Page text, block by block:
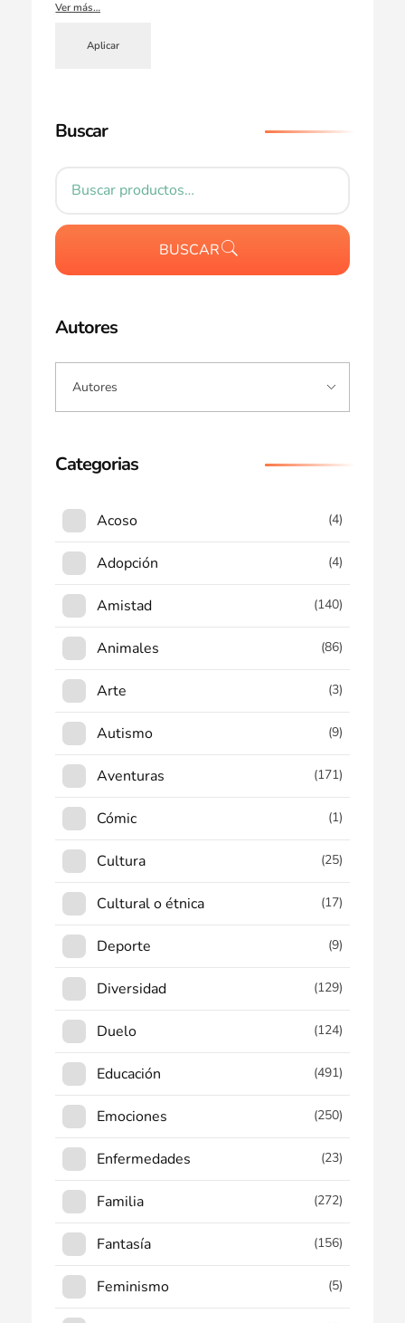
Ver más…
Aplicar
Buscar
BUSCAR
Autores
Categorias
Acoso (4)
Adopción (4)
Amistad (140)
Animales (86)
Arte (3)
Autismo (9)
Aventuras (171)
Cómic (1)
Cultura (25)
Cultural o étnica (17)
Deporte (9)
Diversidad (129)
Duelo (124)
Educación (491)
Emociones (250)
Enfermedades (23)
Familia (272)
Fantasía (156)
Feminismo (5)